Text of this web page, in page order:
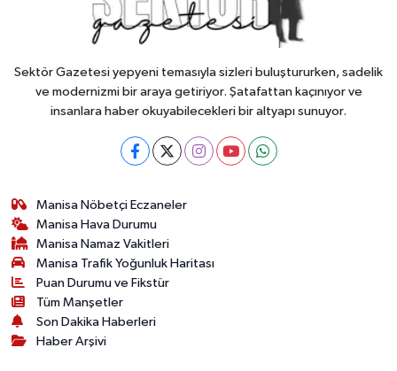
Sektör Gazetesi yepyeni temasıyla sizleri buluştururken, sadelik
ve modernizmi bir araya getiriyor. Şatafattan kaçınıyor ve
insanlara haber okuyabilecekleri bir altyapı sunuyor.
Manisa Nöbetçi Eczaneler
Manisa Hava Durumu
Manisa Namaz Vakitleri
Manisa Trafik Yoğunluk Haritası
Puan Durumu ve Fikstür
Tüm Manşetler
Son Dakika Haberleri
Haber Arşivi